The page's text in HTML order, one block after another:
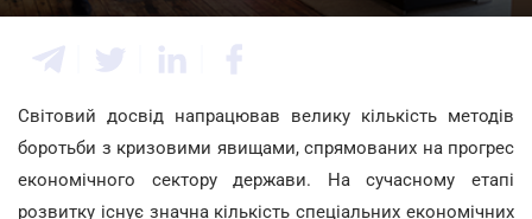
Світовий досвід напрацював велику кількість методів
боротьби з кризовими явищами, спрямованих на прогрес
економічного сектору держави. На сучасному етапі
розвитку існує значна кількість спеціальних економічних